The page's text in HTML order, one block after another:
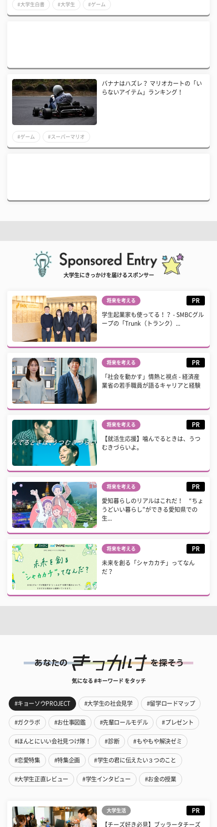
#大学生白書 #大学生 #ゲーム
バナナはハズレ？ マリオカートの「い
らないアイテム」ランキング！
#ゲーム #スーパーマリオ
大学生にきっかけを届けるスポンサー
将来を考える PR
学生起業家も使ってる！？ - SMBCグル
ープの「Trunk（トランク）...
将来を考える PR
「社会を動かす」情熱と視点 - 経済産
業省の若手職員が語るキャリアと経験
将来を考える PR
【就活生応援】噛んでるときは、うつ
むきづらいよ。
将来を考える PR
愛知暮らしのリアルはこれだ！ “ちょ
うどいい暮らし”ができる愛知県での
生...
将来を考える PR
未来を創る「シャカカチ」ってなん
だ？
気になる #キーワード をタッチ
#キョーソウPROJECT #大学生の社会見学 #留学ロードマップ
#ガクラボ #お仕事図鑑 #先輩ロールモデル #プレゼント
#ほんとにいい会社見つけ隊！ #診断 #もやもや解決ゼミ
#恋愛特集 #特集企画 #学生の君に伝えたい３つのこと
#大学生正直レビュー #学生インタビュー #お金の授業
大学生活 PR
【チーズ好き必見】ブッラータチーズ